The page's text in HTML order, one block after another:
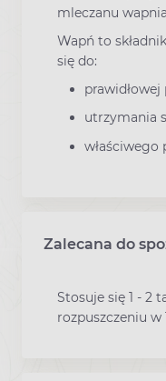
mleczanu
Wapń to
się do:
utrzymania
właściwego
Zalecana do
Stosuje się 1 - 2
rozpuszczeniu w